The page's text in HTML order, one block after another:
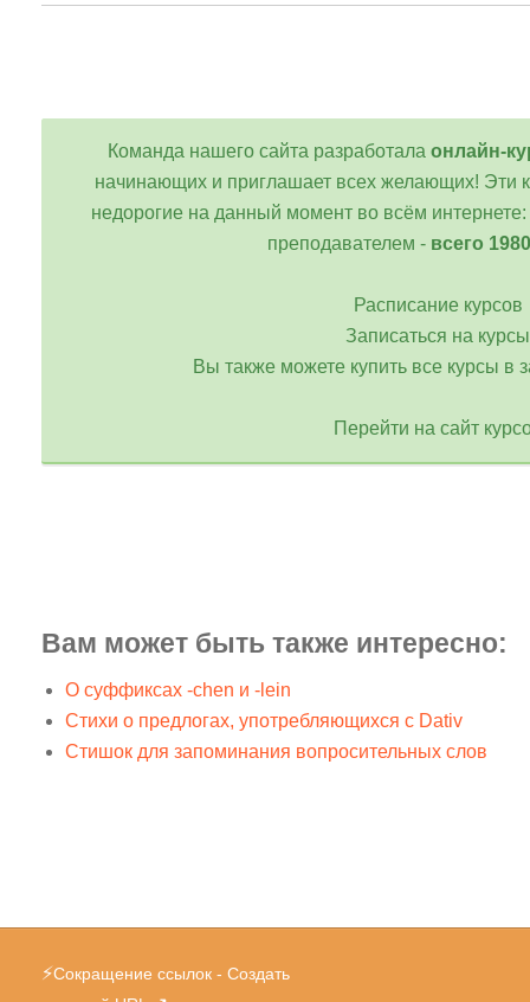
Команда нашего сайта разработала онлайн-
начинающих и приглашает всех желающих! Эти
недорогие на данный момент во всём интернете:
преподавателем - всего
Расписание курсов
Записаться на курсы
Вы также можете купить все курсы в
Перейти на сайт
Вам может быть также интересно:
О суффиксах -chen и -lein
Стихи о предлогах, употребляющихся с Dativ
Стишок для запоминания вопросительных слов
⚡Сокращение ссылок - Создать